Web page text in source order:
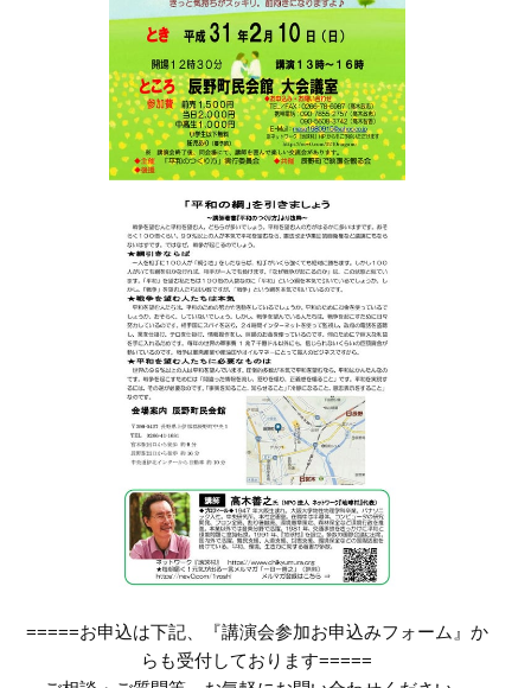
=====お申込は下記、『講演会参加お申込みフォーム』か
らも受付しております=====